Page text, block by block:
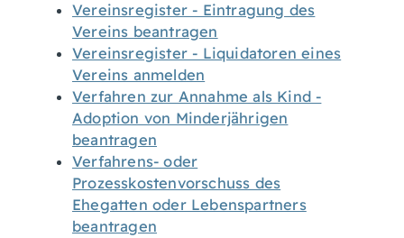
Vereinsregister - Eintragung des
Vereins beantragen
Vereinsregister - Liquidatoren eines
Vereins anmelden
Verfahren zur Annahme als Kind -
Adoption von Minderjährigen
beantragen
Verfahrens- oder
Prozesskostenvorschuss des
Ehegatten oder Lebenspartners
beantragen